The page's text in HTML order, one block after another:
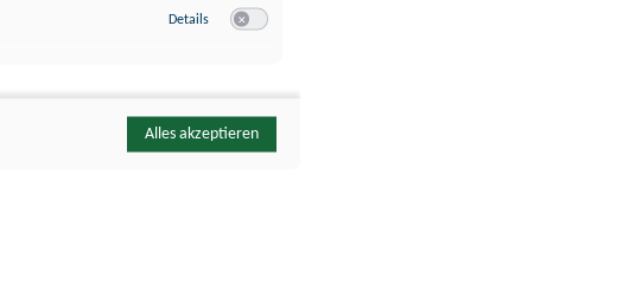
Details zu YouTube
Alles akzeptieren